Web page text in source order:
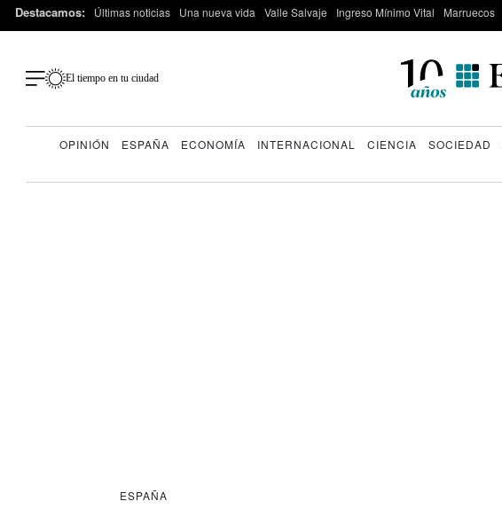
Destacamos: Últimas noticias Una nueva vida Valle Salvaje Ingreso Mínimo Vital Marruecos
El tiempo en tu ciudad
OPINIÓN ESPAÑA ECONOMÍA INTERNACIONAL CIENCIA SOCIEDAD
ESPAÑA